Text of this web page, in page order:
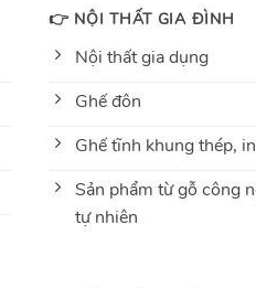
👉 NỘI THẤT GIA ĐÌNH
Nội thất gia dụng
Ghế đôn
Ghế tĩnh khung thép,
Sản phẩm từ gỗ công
tự nhiên